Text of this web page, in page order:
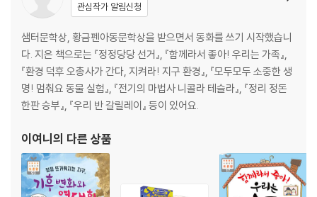
관심작가 알림신청
샘터문학상, 황금펜아동문학상을 받으면서 동화를 쓰기 시작했습니
다. 지은 책으로는 『정정당당 선거』, 『함께라서 좋아! 우리는 가족』,
『환경 덕후 오총사가 간다, 지켜라! 지구 환경』, 『모두모두 소중한 생
명! 멈춰요 동물 실험』, 『전기의 마법사 니콜라 테슬라』, 『정리 정돈
한판 승부』, 『우리 반 갈릴레이』 등이 있어요.
이여니 의 다른 상품